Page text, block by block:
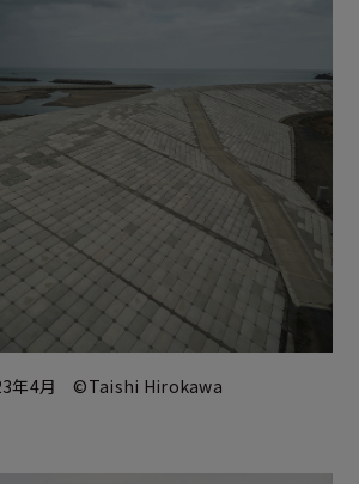
年4月 ©Taishi Hirokawa